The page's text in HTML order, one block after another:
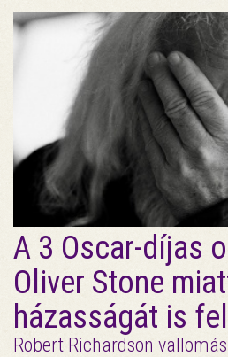
A 3 Oscar-díjas
Oliver Stone
házasságát is
Robert Richardson